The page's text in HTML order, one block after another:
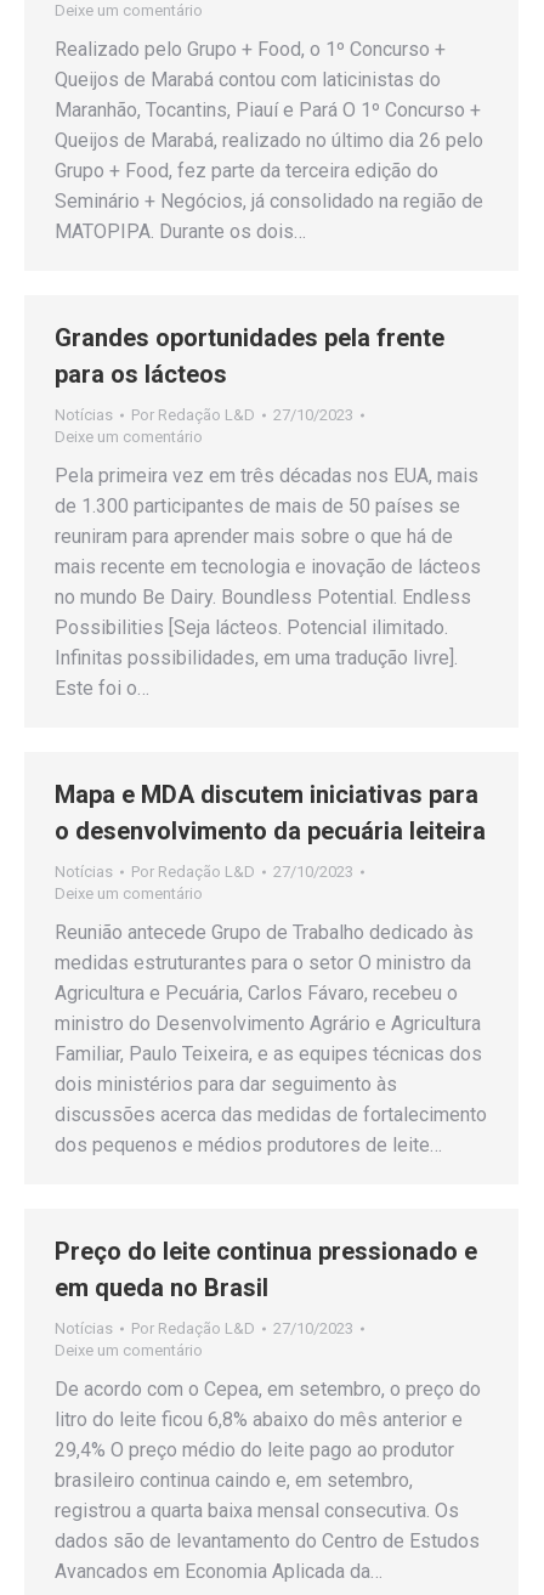
Deixe um comentário
Realizado pelo Grupo + Food, o 1º Concurso +
Queijos de Marabá contou com laticinistas do
Maranhão, Tocantins, Piauí e Pará O 1º Concurso +
Queijos de Marabá, realizado no último dia 26 pelo
Grupo + Food, fez parte da terceira edição do
Seminário + Negócios, já consolidado na região de
MATOPIPA. Durante os dois…
Grandes oportunidades pela frente
para os lácteos
Notícias Por Redação L&D
27/10/2023
Deixe um comentário
Pela primeira vez em três décadas nos EUA, mais
de 1.300 participantes de mais de 50 países se
reuniram para aprender mais sobre o que há de
mais recente em tecnologia e inovação de lácteos
no mundo Be Dairy. Boundless Potential. Endless
Possibilities [Seja lácteos. Potencial ilimitado.
Infinitas possibilidades, em uma tradução livre].
Este foi o…
Mapa e MDA discutem iniciativas para
o desenvolvimento da pecuária leiteira
Notícias Por Redação L&D
27/10/2023
Deixe um comentário
Reunião antecede Grupo de Trabalho dedicado às
medidas estruturantes para o setor O ministro da
Agricultura e Pecuária, Carlos Fávaro, recebeu o
ministro do Desenvolvimento Agrário e Agricultura
Familiar, Paulo Teixeira, e as equipes técnicas dos
dois ministérios para dar seguimento às
discussões acerca das medidas de fortalecimento
dos pequenos e médios produtores de leite…
Preço do leite continua pressionado e
em queda no Brasil
Notícias Por Redação L&D
27/10/2023
Deixe um comentário
De acordo com o Cepea, em setembro, o preço do
litro do leite ficou 6,8% abaixo do mês anterior e
29,4% O preço médio do leite pago ao produtor
brasileiro continua caindo e, em setembro,
registrou a quarta baixa mensal consecutiva. Os
dados são de levantamento do Centro de Estudos
Avancados em Economia Aplicada da…